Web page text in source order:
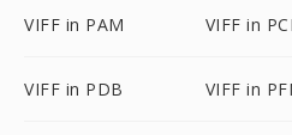
VIFF in PAM VIFF in
VIFF in PDB VIFF in